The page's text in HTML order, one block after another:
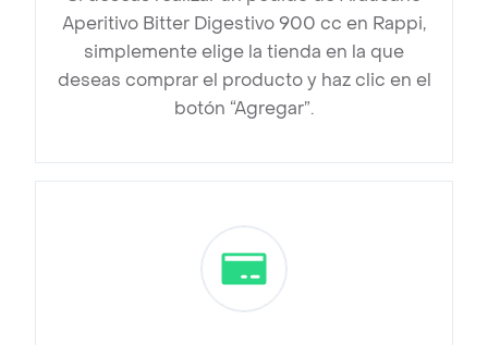
Aperitivo Bitter Digestivo 900 cc en Rappi,
simplemente elige la tienda en la que
deseas comprar el producto y haz clic en el
botón “Agregar”.